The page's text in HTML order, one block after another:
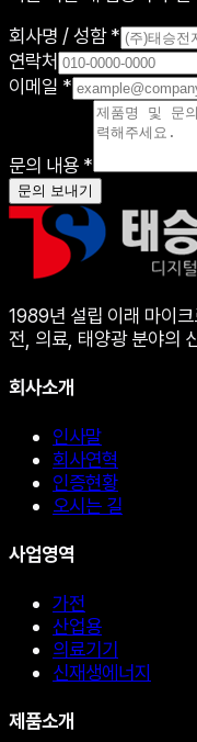
회사명 / 성함 *
연락처
이메일 *
문의 내용 *
문의 보내기
1989년 설립 이래 마이
전, 의료, 태양광 분야의
회사소개
인사말
회사연혁
인증현황
오시는 길
사업영역
가전
산업용
의료기기
신재생에너지
제품소개